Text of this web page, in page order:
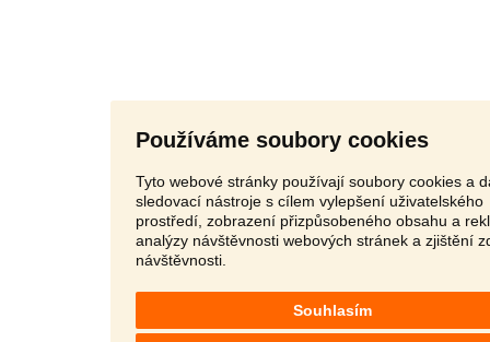
Používáme soubory cookies
Tyto webové stránky používají soubory cookies a
sledovací nástroje s cílem vylepšení uživatelského
prostředí, zobrazení přizpůsobeného obsahu a
analýzy návštěvnosti webových stránek a zjištění
návštěvnosti.
Souhlasím